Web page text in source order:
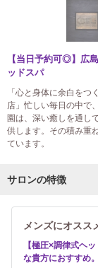
【当日予約可◎】広
ッドスパ
「心と身体に余白を
店」忙しい毎日の中で
園は、深い癒しを通し
供します。その積み重
ています。
サロンの特徴
メンズにオスス
【極圧×調律式ヘ
な貴方におすすめ